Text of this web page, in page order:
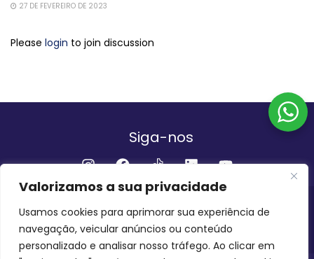
Valorizamos a sua privacidade
Usamos cookies para aprimorar sua experiência de
navegação, veicular anúncios ou conteúdo
personalizado e analisar nosso tráfego. Ao clicar em
27 DE FEVEREIRO DE 2023
Please login to join discussion
Siga-nos
Institucional
QUEM SOMOS FALE CONOSCO